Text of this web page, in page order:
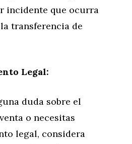
incidente que ocurra
transferencia de
Legal:
duda sobre el
o necesitas
legal, considera